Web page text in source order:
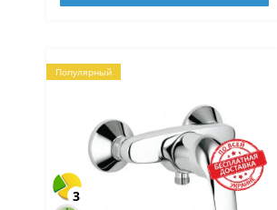
Популярный
3